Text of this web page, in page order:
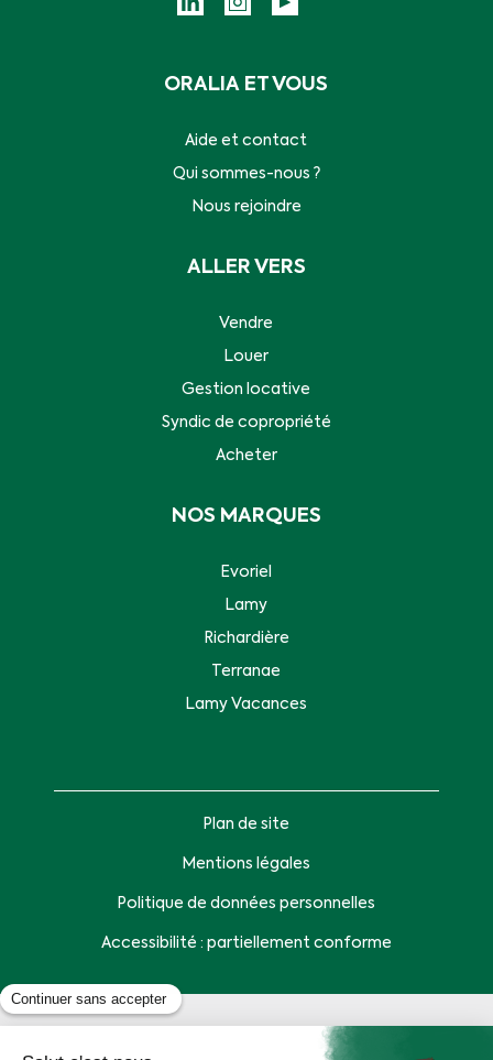
ORALIA ET VOUS
Aide et contact
Qui sommes-nous ?
Nous rejoindre
ALLER VERS
Vendre
Louer
Gestion locative
Syndic de copropriété
Acheter
NOS MARQUES
Evoriel
Lamy
Richardière
Terranae
Lamy Vacances
Plan de site
Mentions légales
Politique de données personnelles
Accessibilité : partiellement conforme